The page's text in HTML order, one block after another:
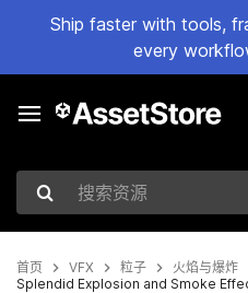
Ship faster with tools,
every
搜索资源
首页 VFX 粒子
火焰与爆炸
Splendid Explosion and Smoke